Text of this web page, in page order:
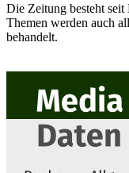
Die Zeitung besteht
Themen werden auch
behandelt.